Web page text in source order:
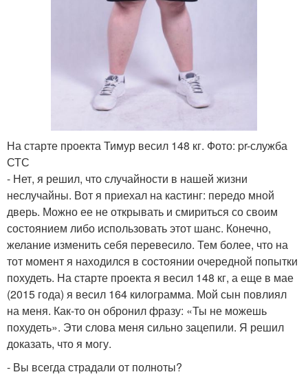
На старте проекта Тимур весил 148 кг. Фото: pr-служба
СТС
- Нет, я решил, что случайности в нашей жизни
неслучайны. Вот я приехал на кастинг: передо мной
дверь. Можно ее не открывать и смириться со своим
состоянием либо использовать этот шанс. Конечно,
желание изменить себя перевесило. Тем более, что на
тот момент я находился в состоянии очередной попытки
похудеть. На старте проекта я весил 148 кг, а еще в мае
(2015 года) я весил 164 килограмма. Мой сын повлиял
на меня. Как-то он обронил фразу: «Ты не можешь
похудеть». Эти слова меня сильно зацепили. Я решил
доказать, что я могу.
- Вы всегда страдали от полноты?